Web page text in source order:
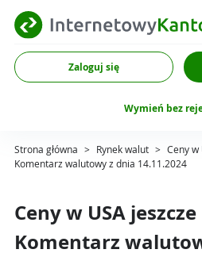
Zaloguj się
Wymień bez
Strona główna > Rynek walut > Ceny w
Komentarz walutowy z dnia 14.11.2024
Ceny w USA
Komentarz